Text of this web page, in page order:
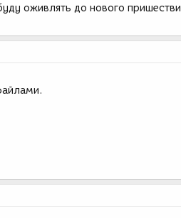
оживлять до нового